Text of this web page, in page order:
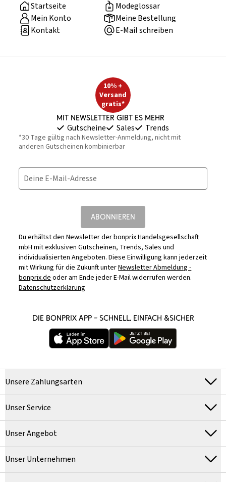
Startseite
Modeglossar
Mein Konto
Meine Bestellung
Kontakt
E-Mail schreiben
10% +
Versand
gratis*
Mit Newsletter gibt es mehr
Gutscheine Sales Trends
*30 Tage gültig nach Newsletter-Anmeldung, nicht mit
anderen Gutscheinen kombinierbar
Deine E-Mail-Adresse
ABONNIEREN
Du erhältst den Newsletter der bonprix Handelsgesellschaft
mbH mit exklusiven Gutscheinen, Trends, Sales und
individualisierten Angeboten. Diese Einwilligung kann jederzeit
mit Wirkung für die Zukunft unterNewsletter Abmeldung -
bonprix.deoder am Ende jeder E-Mail widerrufen werden.
Datenschutzerklärung
DIE BONPRIX APP – SCHNELL, EINFACH &SICHER
Unsere Zahlungsarten
Unser Service
Unser Angebot
Unser Unternehmen